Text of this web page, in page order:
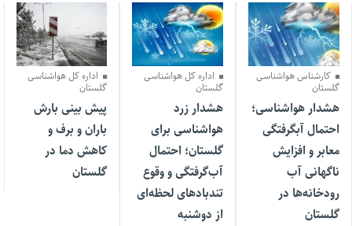
01 مرداد 1405
کارشناس هواشناسی
گلستان
هشدار هواشناسی؛
احتمال آبگرفتگی
معابر و افزایش
ناگهانی آب
رودخانه‌ها در
گلستان
31 فروردین 1405
اداره کل هواشناسی
گلستان
هشدار زرد
هواشناسی برای
گلستان؛ احتمال
آب‌گرفتگی و وقوع
تندباد‌های لحظه‌ای
از دوشنبه
06 اسفند 1404
اداره کل هواشناسی
گلستان
پیش بینی بارش
باران و برف و
کاهش دما در
گلستان